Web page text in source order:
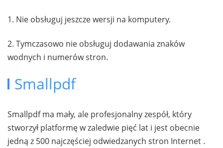
1. Nie obsługuj jeszcze wersji na komputery.
2. Tymczasowo nie obsługuj dodawania znaków
wodnych i numerów stron.
Smallpdf
Smallpdf ma mały, ale profesjonalny zespół, który
stworzył platformę w zaledwie pięć lat i jest obecnie
jedną z 500 najczęściej odwiedzanych stron Internet .